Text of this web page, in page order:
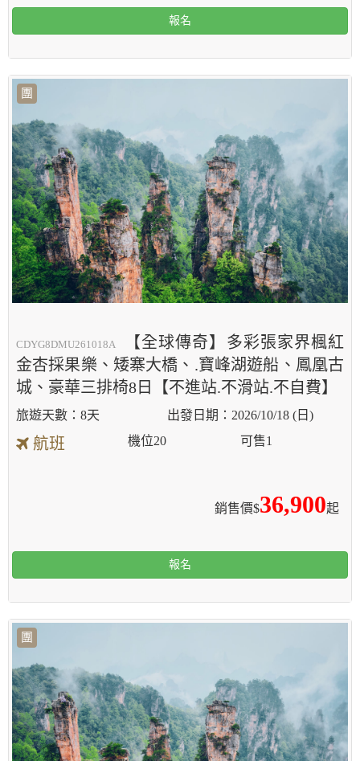
報名
團
CDYG8DMU261018A
【全球傳奇】多彩張家界楓紅
金杏採果樂、矮寨大橋、.寶峰湖遊船、鳳凰古
城、豪華三排椅8日【不進站.不滑站.不自費】
8天 2026/10/18 (日)
航班
銷售價$36,900起
機位20 可售1
報名
團